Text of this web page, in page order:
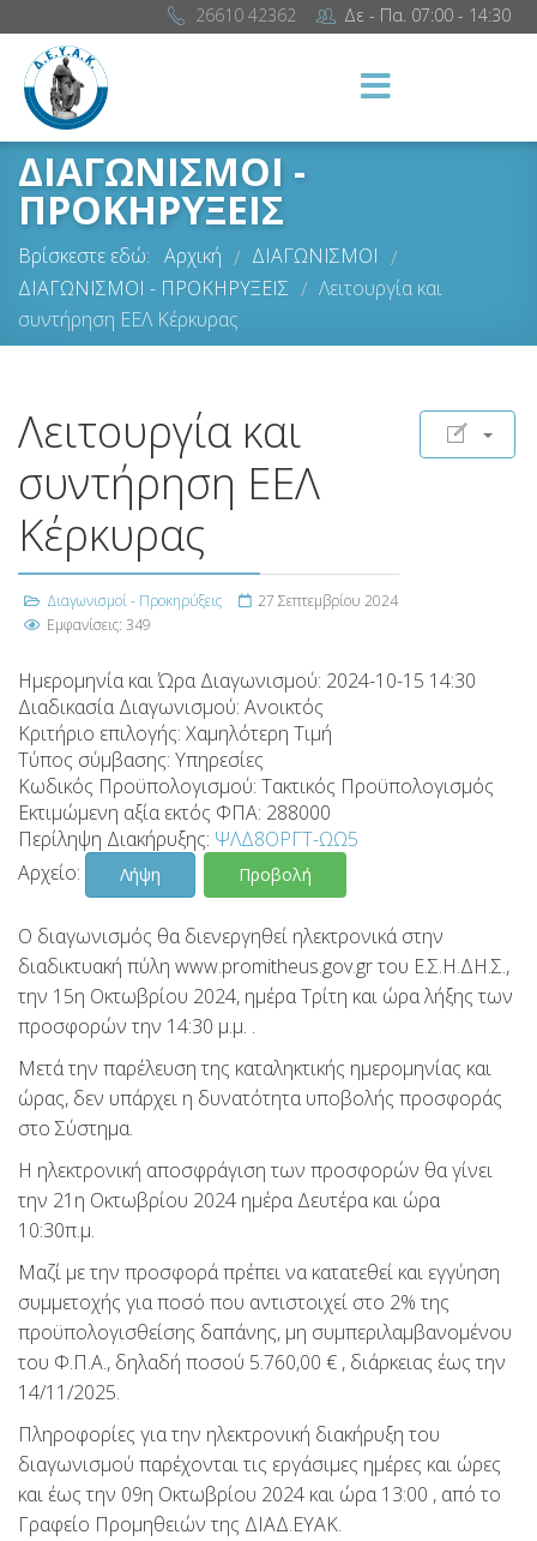
26610 42362 Δε - Πα. 07:00 - 14:30
ΔΙΑΓΩΝΙΣΜΟΙ -
ΠΡΟΚΗΡΥΞΕΙΣ
Βρίσκεστε εδώ: Αρχική / ΔΙΑΓΩΝΙΣΜΟΙ /
ΔΙΑΓΩΝΙΣΜΟΙ - ΠΡΟΚΗΡΥΞΕΙΣ / Λειτουργία και
συντήρηση ΕΕΛ Κέρκυρας
Λειτουργία και
συντήρηση ΕΕΛ
Κέρκυρας
Διαγωνισμοί - Προκηρύξεις
27 Σεπτεμβρίου 2024
Εμφανίσεις: 349
Ημερομηνία και Ώρα Διαγωνισμού: 2024-10-15 14:30
Διαδικασία Διαγωνισμού: Ανοικτός
Κριτήριο επιλογής: Χαμηλότερη Τιμή
Τύπος σύμβασης: Υπηρεσίες
Κωδικός Προϋπολογισμού: Τακτικός Προϋπολογισμός
Εκτιμώμενη αξία εκτός ΦΠΑ: 288000
Περίληψη Διακήρυξης: ΨΛΔ8ΟΡΓΤ-ΩΩ5
Αρχείο:
Λήψη Προβολή
Ο διαγωνισμός θα διενεργηθεί ηλεκτρονικά στην
διαδικτυακή πύλη www.promitheus.gov.gr του Ε.Σ.Η.ΔΗ.Σ.,
την 15η Οκτωβρίου 2024, ημέρα Τρίτη και ώρα λήξης των
προσφορών την 14:30 μ.μ. .
Μετά την παρέλευση της καταληκτικής ημερομηνίας και
ώρας, δεν υπάρχει η δυνατότητα υποβολής προσφοράς
στο Σύστημα.
Η ηλεκτρονική αποσφράγιση των προσφορών θα γίνει
την 21η Οκτωβρίου 2024 ημέρα Δευτέρα και ώρα
10:30π.μ.
Μαζί με την προσφορά πρέπει να κατατεθεί και εγγύηση
συμμετοχής για ποσό που αντιστοιχεί στο 2% της
προϋπολογισθείσης δαπάνης, μη συμπεριλαμβανομένου
του Φ.Π.Α., δηλαδή ποσού 5.760,00 € , διάρκειας έως την
14/11/2025.
Πληροφορίες για την ηλεκτρονική διακήρυξη του
διαγωνισμού παρέχονται τις εργάσιμες ημέρες και ώρες
και έως την 09η Οκτωβρίου 2024 και ώρα 13:00 , από το
Γραφείο Προμηθειών της ΔΙΑΔ.ΕΥΑΚ.